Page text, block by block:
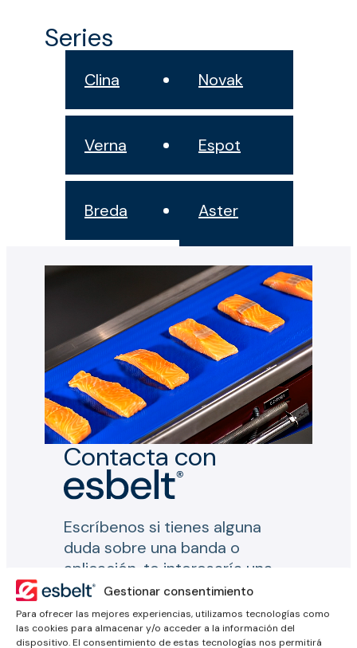
Gestionar consentimiento
Para ofrecer las mejores experiencias, utilizamos tecnologías como
las cookies para almacenar y/o acceder a la información del
dispositivo. El consentimiento de estas tecnologías nos permitirá
Series
Clina Novak
Verna Espot
Breda Aster
Contacta con
Escríbenos si tienes alguna
duda sobre una banda o
aplicación, te interesaría una
solución a medida o necesitas
más información.